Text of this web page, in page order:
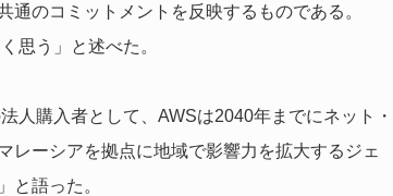
のコミットメントを反映するものである。
思う」と述べた。
人購入者として、AWSは2040年までにネット・
レーシアを拠点に地域で影響力を拡大するジェ
と語った。